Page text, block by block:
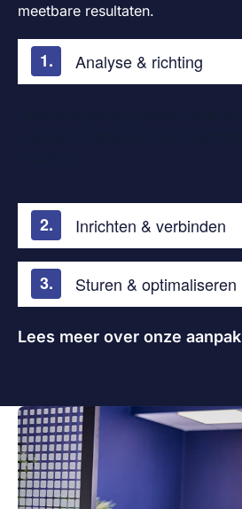
meetbare resultaten.
Analyse & richting
Inrichten & verbinden
Sturen & optimaliseren
Lees meer over onze aanpak